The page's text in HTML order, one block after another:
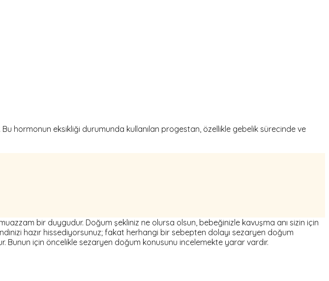
hormonun eksikliği durumunda kullanılan progestan, özellikle gebelik sürecinde ve
bir duygudur. Doğum şekliniz ne olursa olsun, bebeğinizle kavuşma anı sizin için
hazır hissediyorsunuz; fakat herhangi bir sebepten dolayı sezaryen doğum
Bunun için öncelikle sezaryen doğum konusunu incelemekte yarar vardır.